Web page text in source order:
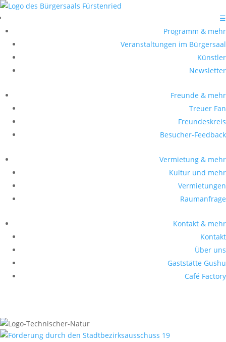
☰
Programm & mehr
Veranstaltungen im Bürgersaal
Künstler
Newsletter
Freunde & mehr
Treuer Fan
Freundeskreis
Besucher-Feedback
Vermietung & mehr
Kultur und mehr
Vermietungen
Raumanfrage
Kontakt & mehr
Kontakt
Über uns
Gaststätte Gushu
Café Factory